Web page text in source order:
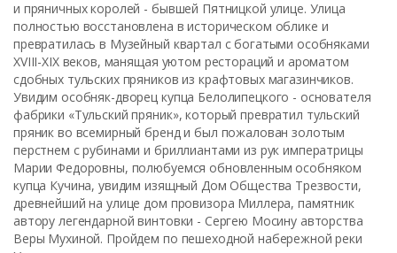
и пряничных королей - бывшей Пятницкой улице. Улица
полностью восстановлена в историческом облике и
превратилась в Музейный квартал с богатыми особняками
XVIII-XIX веков, манящая уютом рестораций и ароматом
сдобных тульских пряников из крафтовых магазинчиков.
Увидим особняк-дворец купца Белолипецкого - основателя
фабрики «Тульский пряник», который превратил тульский
пряник во всемирный бренд и был пожалован золотым
перстнем с рубинами и бриллиантами из рук императрицы
Марии Федоровны, полюбуемся обновленным особняком
купца Кучина, увидим изящный Дом Общества Трезвости,
древнейший на улице дом провизора Миллера, памятник
автору легендарной винтовки - Сергею Мосину авторства
Веры Мухиной. Пройдем по пешеходной набережной реки